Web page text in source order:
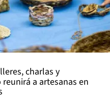
charlas y
a artesanas en